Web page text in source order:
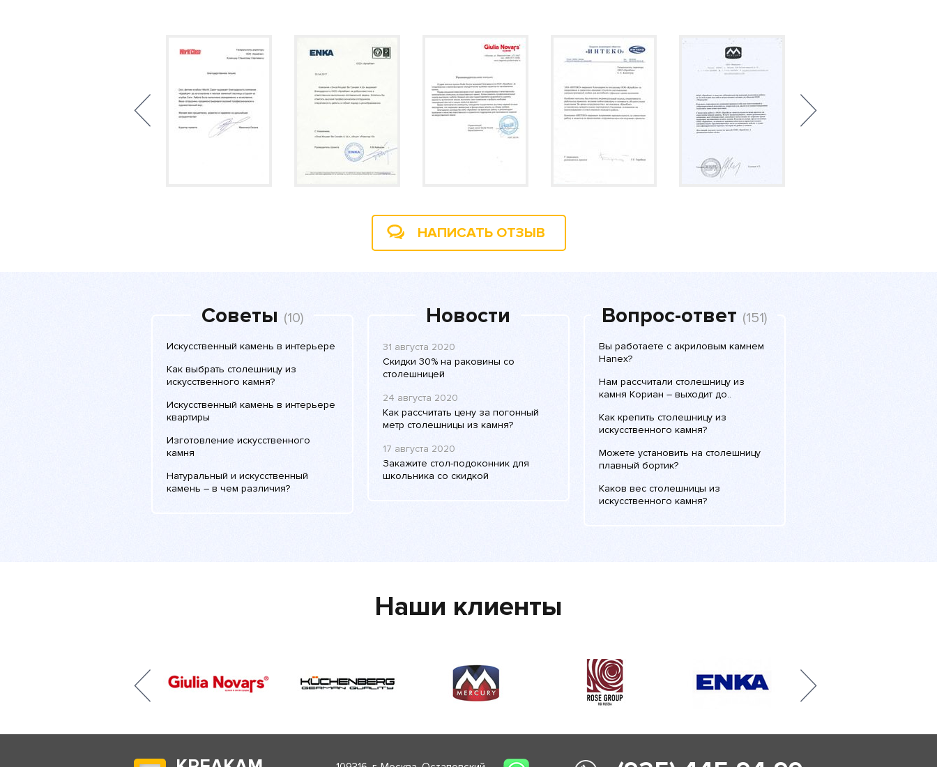
НАПИСАТЬ ОТЗЫВ
Советы (10)
Искусственный камень в интерьере
Как выбрать столешницу из
искусственного камня?
Искусственный камень в интерьере
квартиры
Изготовление искусственного
камня
Натуральный и искусственный
камень – в чем различия?
Новости
31 августа 2020
Скидки 30% на раковины со
столешницей
24 августа 2020
Как рассчитать цену за погонный
метр столешницы из камня?
17 августа 2020
Закажите стол-подоконник для
школьника со скидкой
Вопрос-ответ (151)
Вы работаете с акриловым камнем
Hanex?
Нам рассчитали столешницу из
камня Кориан – выходит до..
Как крепить столешницу из
искусственного камня?
Можете установить на столешницу
плавный бортик?
Каков вес столешницы из
искусственного камня?
Наши клиенты